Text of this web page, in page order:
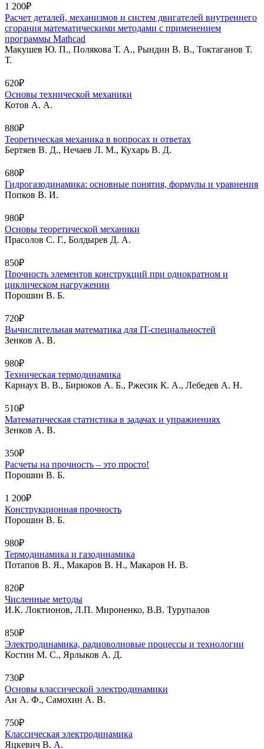
1 200₽
Расчет деталей, механизмов и систем двигателей внутреннего
сгорания математическими методами с применением
программы Mathcad
Макушев Ю. П., Полякова Т. А., Рындин В. В., Токтаганов Т.
Т.
620₽
Основы технической механики
Котов А. А.
880₽
Теоретическая механика в вопросах и ответах
Бертяев В. Д., Нечаев Л. М., Кухарь В. Д.
680₽
Гидрогазодинамика: основные понятия, формулы и уравнения
Попков В. И.
980₽
Основы теоретической механики
Прасолов С. Г., Болдырев Д. А.
850₽
Прочность элементов конструкций при однократном и
циклическом нагружении
Порошин В. Б.
720₽
Вычислительная математика для IT-специальностей
Зенков А. В.
980₽
Техническая термодинамика
Карнаух В. В., Бирюков А. Б., Ржесик К. А., Лебедев А. Н.
510₽
Математическая статистика в задачах и упражнениях
Зенков А. В.
350₽
Расчеты на прочность – это просто!
Порошин В. Б.
1 200₽
Конструкционная прочность
Порошин В. Б.
980₽
Термодинамика и газодинамика
Потапов В. Я., Макаров В. Н., Макаров Н. В.
820₽
Численные методы
И.К. Локтионов, Л.П. Мироненко, В.В. Турупалов
850₽
Электродинамика, радиоволновые процессы и технологии
Костин М. С., Ярлыков А. Д.
730₽
Основы классической электродинамики
Ан А. Ф., Самохин А. В.
750₽
Классическая электродинамика
Яцкевич В. А.